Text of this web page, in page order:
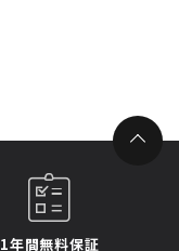
1年間無料保証